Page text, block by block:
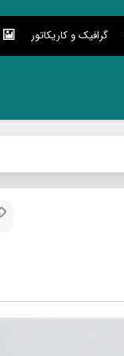
گرافیک و کاریکاتور